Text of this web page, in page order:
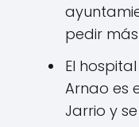
pedir
El
Arnao es
Jarrio y